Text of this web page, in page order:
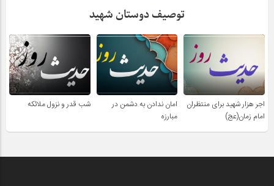
توصیف دوستان شهید
اجر هزار شهید برای منتظران
امام زمان(عج)
امان ندادن به دشمن در
مبارزه
شب قدر و نزول ملائکه